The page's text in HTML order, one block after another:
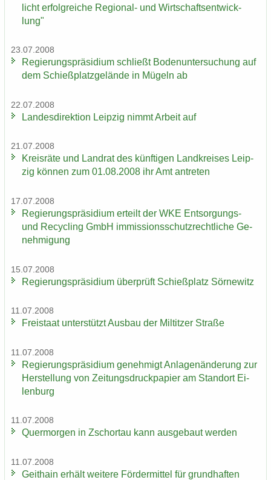
licht er­folg­rei­che Regional-​ und Wirt­schafts­ent­wick­
lung"
23.07.2008
Re­gie­rungs­prä­si­di­um schließt Bo­den­un­ter­su­chung auf
dem Schieß­platz­ge­län­de in Mü­geln ab
22.07.2008
Lan­des­di­rek­ti­on Leip­zig nimmt Ar­beit auf
21.07.2008
Kreis­rä­te und Land­rat des künf­ti­gen Land­krei­ses Leip­
zig kön­nen zum 01.08.2008 ihr Amt an­tre­ten
17.07.2008
Re­gie­rungs­prä­si­di­um er­teilt der WKE Entsorgungs-​
und Re­cy­cling GmbH im­mis­si­ons­schutz­recht­li­che Ge­
neh­mi­gung
15.07.2008
Re­gie­rungs­prä­si­di­um über­prüft Schieß­platz Sör­ne­witz
11.07.2008
Frei­staat un­ter­stützt Aus­bau der Mil­tit­zer Stra­ße
11.07.2008
Re­gie­rungs­prä­si­di­um ge­neh­migt An­la­gen­än­de­rung zur
Her­stel­lung von Zei­tungs­druck­pa­pier am Stand­ort Ei­
len­burg
11.07.2008
Quer­mor­gen in Zschor­tau kann aus­ge­baut wer­den
11.07.2008
Geit­hain er­hält wei­te­re För­der­mit­tel für grund­haf­ten